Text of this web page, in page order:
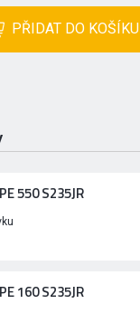
PŘIDAT DO KOŠÍKU
550 S235JR
160 S235JR